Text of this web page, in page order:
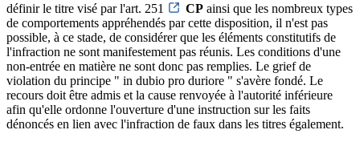
définir le titre visé par l'art. 251
CP ainsi que les nombreux types
de comportements appréhendés par cette disposition, il n'est pas
possible, à ce stade, de considérer que les éléments constitutifs de
l'infraction ne sont manifestement pas réunis. Les conditions d'une
non-entrée en matière ne sont donc pas remplies. Le grief de
violation du principe " in dubio pro duriore " s'avère fondé. Le
recours doit être admis et la cause renvoyée à l'autorité inférieure
afin qu'elle ordonne l'ouverture d'une instruction sur les faits
dénoncés en lien avec l'infraction de faux dans les titres également.